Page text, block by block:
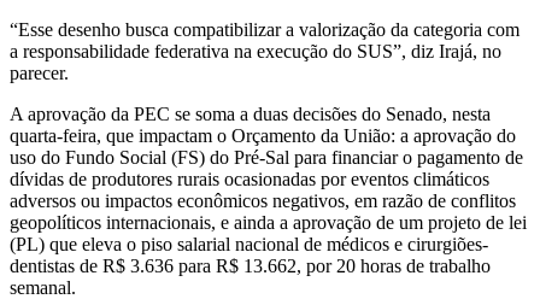
“Esse desenho busca compatibilizar a valorização da categoria com
a responsabilidade federativa na execução do SUS”, diz Irajá, no
parecer.
A aprovação da PEC se soma a duas decisões do Senado, nesta
quarta-feira, que impactam o Orçamento da União: a aprovação do
uso do Fundo Social (FS) do Pré-Sal para financiar o pagamento de
dívidas de produtores rurais ocasionadas por eventos climáticos
adversos ou impactos econômicos negativos, em razão de conflitos
geopolíticos internacionais, e ainda a aprovação de um projeto de lei
(PL) que eleva o piso salarial nacional de médicos e cirurgiões-
dentistas de R$ 3.636 para R$ 13.662, por 20 horas de trabalho
semanal.